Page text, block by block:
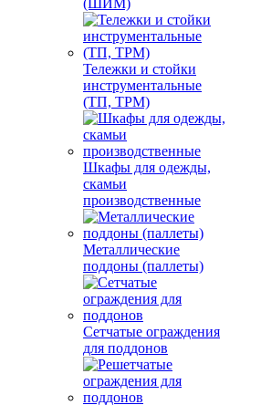
(ШИМ)
Тележки и стойки
инструментальные
(ТП, ТРМ)
Шкафы для одежды,
скамьи
производственные
Металлические
поддоны (паллеты)
Сетчатые ограждения
для поддонов